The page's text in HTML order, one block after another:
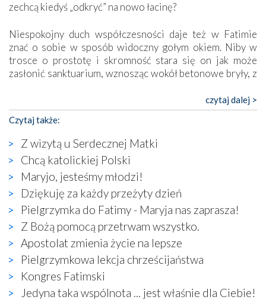
zechcą kiedyś „odkryć” na nowo łacinę?
Niespokojny duch współczesności daje też w Fatimie
znać o sobie w sposób widoczny gołym okiem. Niby w
trosce o prostotę i skromność stara się on jak może
zasłonić sanktuarium, wznosząc wokół betonowe bryły, z
katolickiego kultu. Tylko co wspólnego z żywą,
autentyczną wiarą mogą mieć płaskie, szare bunkry albo
kaplice, w których Tabernakulum przypomina bardziej
skrzynkę na narzędzia? Albo co powiedzieć o ustawionym
tuż przy nowej bazylice wielkim krzyżu, na którym
zamiast Chrystusa umieszczono dziwaczną postać jakby
wyjętą ze starożytnych hieroglifów? W kulturowym
kontekście naszych czasów to raczej karykatura niż godny
wizerunek Zbawiciela…
Zatem nawet w bezpośrednim otoczeniu sanktuarium
naocznie przekonaliśmy się, że wewnątrz Kościoła toczy
się ogromna walka o kształt katolicyzmu i o serca
wierzących. Do czego to zmaganie może prowadzić,
widzieliśmy w urokliwym, niewielkim mieście Obidos,
gdzie w miejscu dawnego kościoła działa dzisiaj…
księgarnia.
czytaj dalej >
Czytaj także:
Z wizytą u Serdecznej Matki
Chcą katolickiej Polski
Maryjo, jesteśmy młodzi!
Dziękuję za każdy przeżyty dzień
Pielgrzymka do Fatimy - Maryja nas zaprasza!
Z Bożą pomocą przetrwam wszystko.
Apostolat zmienia życie na lepsze
Pielgrzymkowa lekcja chrześcijaństwa
Kongres Fatimski
Jedyna taka wspólnota ... jest właśnie dla Ciebie!